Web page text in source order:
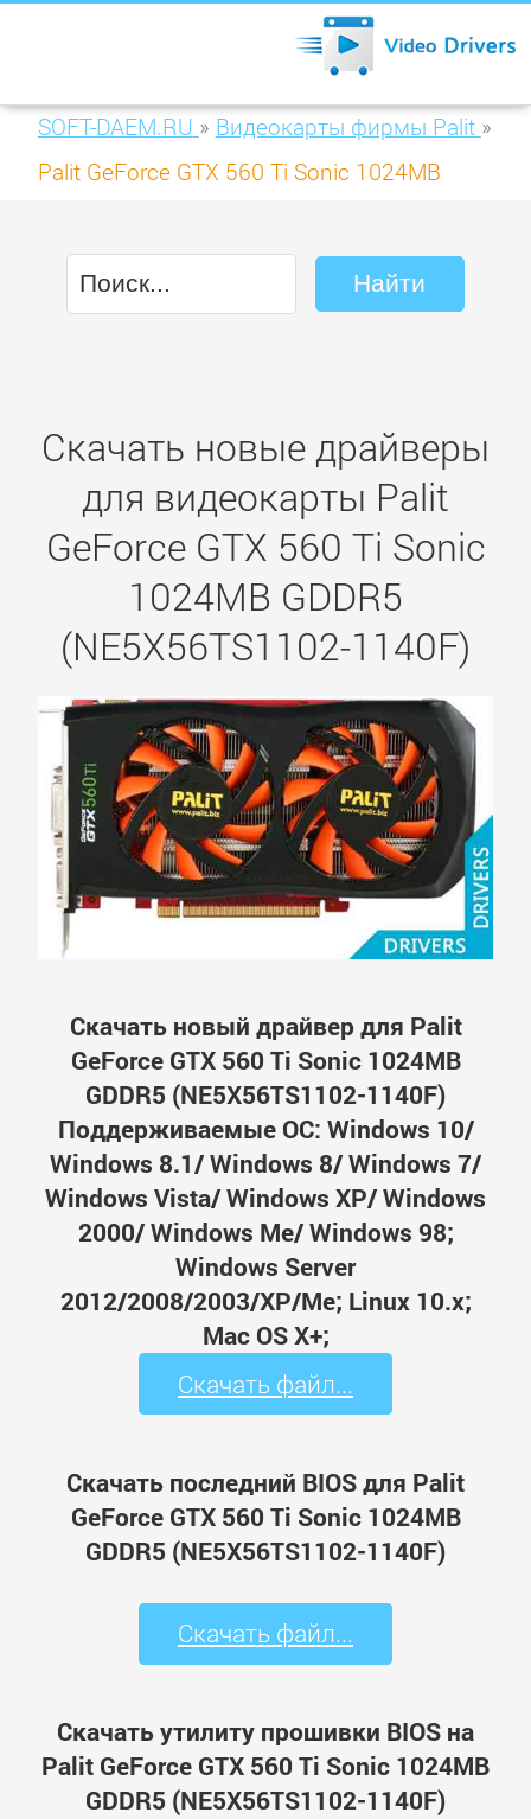
SOFT-DAEM.RU » Видеокарты фирмы Palit »
Palit GeForce GTX 560 Ti Sonic 1024MB
Скачать новые драйверы
для видеокарты Palit
GeForce GTX 560 Ti Sonic
1024MB GDDR5
(NE5X56TS1102-1140F)
Скачать новый драйвер для Palit
GeForce GTX 560 Ti Sonic 1024MB
GDDR5 (NE5X56TS1102-1140F)
Поддерживаемые ОС: Windows 10/
Windows 8.1/ Windows 8/ Windows 7/
Windows Vista/ Windows XP/ Windows
2000/ Windows Me/ Windows 98;
Windows Server
2012/2008/2003/XP/Me; Linux 10.x;
Mac OS X+;
Скачать файл...
Скачать последний BIOS для Palit
GeForce GTX 560 Ti Sonic 1024MB
GDDR5 (NE5X56TS1102-1140F)
Скачать файл...
Скачать утилиту прошивки BIOS на
Palit GeForce GTX 560 Ti Sonic 1024MB
GDDR5 (NE5X56TS1102-1140F)